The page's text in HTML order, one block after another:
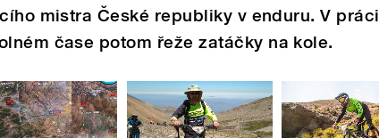
mistra České republiky v enduru. V práci
čase potom řeže zatáčky na kole.